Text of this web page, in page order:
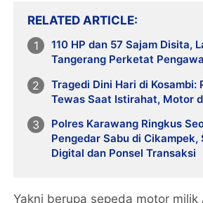
RELATED ARTICLE
110 HP dan 57 Sajam Disita,
Tangerang Perketat
Tragedi Dini Hari di Kosambi:
Tewas Saat Istirahat, Motor
Polres Karawang Ringkus
Pengedar Sabu di Cikampek,
Digital dan Ponsel Transaksi
Yakni berupa sepeda motor milik